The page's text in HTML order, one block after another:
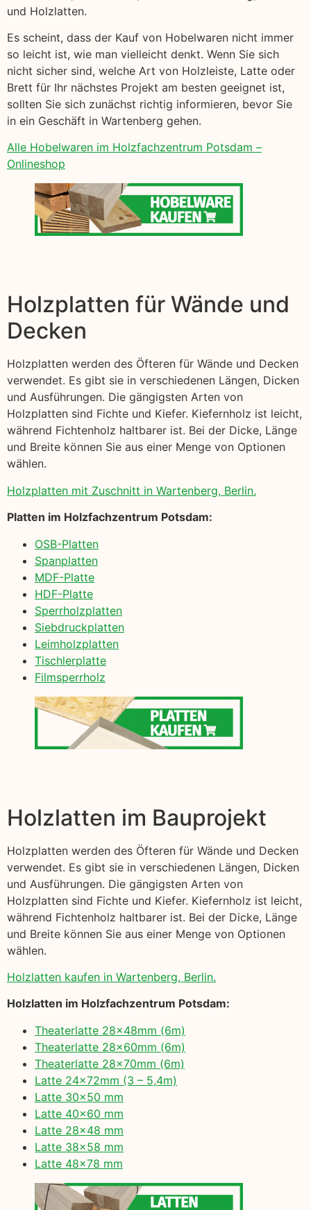
und Holzlatten.
Es scheint, dass der Kauf von Hobelwaren nicht immer
so leicht ist, wie man vielleicht denkt. Wenn Sie sich
nicht sicher sind, welche Art von Holzleiste, Latte oder
Brett für Ihr nächstes Projekt am besten geeignet ist,
sollten Sie sich zunächst richtig informieren, bevor Sie
in ein Geschäft in Wartenberg gehen.
Alle Hobelwaren im Holzfachzentrum Potsdam –
Onlineshop
Holzplatten für Wände und
Decken
Holzplatten werden des Öfteren für Wände und Decken
verwendet. Es gibt sie in verschiedenen Längen, Dicken
und Ausführungen. Die gängigsten Arten von
Holzplatten sind Fichte und Kiefer. Kiefernholz ist leicht,
während Fichtenholz haltbarer ist. Bei der Dicke, Länge
und Breite können Sie aus einer Menge von Optionen
wählen.
Holzplatten mit Zuschnitt in Wartenberg, Berlin.
Platten im Holzfachzentrum Potsdam:
OSB-Platten
Spanplatten
MDF-Platte
HDF-Platte
Sperrholzplatten
Siebdruckplatten
Leimholzplatten
Tischlerplatte
Filmsperrholz
Holzlatten im Bauprojekt
Holzplatten werden des Öfteren für Wände und Decken
verwendet. Es gibt sie in verschiedenen Längen, Dicken
und Ausführungen. Die gängigsten Arten von
Holzplatten sind Fichte und Kiefer. Kiefernholz ist leicht,
während Fichtenholz haltbarer ist. Bei der Dicke, Länge
und Breite können Sie aus einer Menge von Optionen
wählen.
Holzlatten kaufen in Wartenberg, Berlin.
Holzlatten im Holzfachzentrum Potsdam:
Theaterlatte 28x48mm (6m)
Theaterlatte 28x60mm (6m)
Theaterlatte 28x70mm (6m)
Latte 24x72mm (3 – 5,4m)
Latte 30×50 mm
Latte 40×60 mm
Latte 28×48 mm
Latte 38×58 mm
Latte 48×78 mm